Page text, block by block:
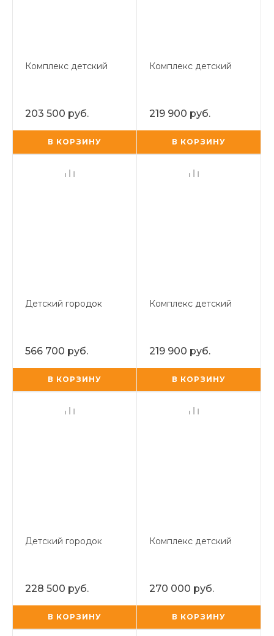
Комплекс детский
203 500 руб.
В КОРЗИНУ
Комплекс детский
219 900 руб.
В КОРЗИНУ
Детский городок
566 700 руб.
В КОРЗИНУ
Комплекс детский
219 900 руб.
В КОРЗИНУ
Детский городок
228 500 руб.
В КОРЗИНУ
Комплекс детский
270 000 руб.
В КОРЗИНУ